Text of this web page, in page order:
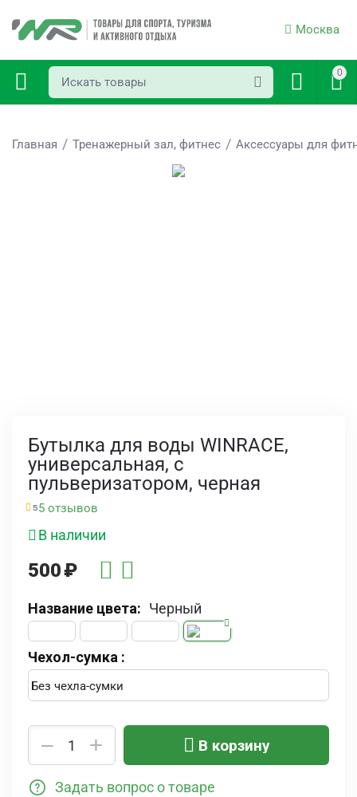
Москва
0
Главная / Тренажерный зал, фитнес / Аксессуары для
Бутылка для воды WINRACE,
универсальная, с
пульверизатором, черная
55 отзывов
В наличии
500₽
Название цвета: Черный
Чехол-сумка :
+
− В корзину
Задать вопрос о товаре